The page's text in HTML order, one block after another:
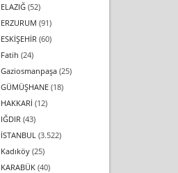
ELAZIĞ(52)
ERZURUM (91)
ESKİŞEHİR (60)
Fatih (24)
Gaziosmanpaşa(25)
GÜMÜŞHANE(18)
HAKKARİ (12)
IĞDIR (43)
İSTANBUL (3.522)
Kadıköy(25)
KARABÜK(40)